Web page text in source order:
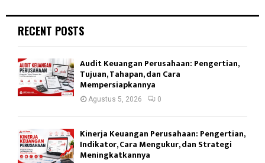
RECENT POSTS
Audit Keuangan Perusahaan: Pengertian,
Tujuan, Tahapan, dan Cara
Mempersiapkannya
Agustus 5, 2026 0
Kinerja Keuangan Perusahaan: Pengertian,
Indikator, Cara Mengukur, dan Strategi
Meningkatkannya